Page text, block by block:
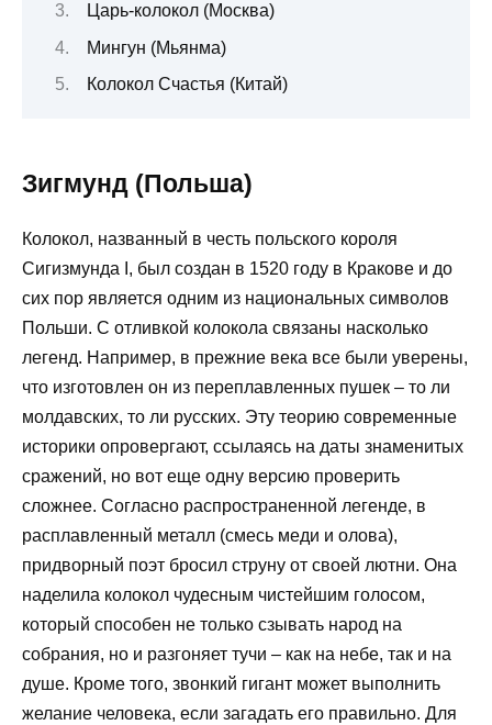
Царь-колокол (Москва)
Мингун (Мьянма)
Колокол Счастья (Китай)
Зигмунд (Польша)
Колокол, названный в честь польского короля
Сигизмунда I, был создан в 1520 году в Кракове и до
сих пор является одним из национальных символов
Польши. С отливкой колокола связаны насколько
легенд. Например, в прежние века все были уверены,
что изготовлен он из переплавленных пушек – то ли
молдавских, то ли русских. Эту теорию современные
историки опровергают, ссылаясь на даты знаменитых
сражений, но вот еще одну версию проверить
сложнее. Согласно распространенной легенде, в
расплавленный металл (смесь меди и олова),
придворный поэт бросил струну от своей лютни. Она
наделила колокол чудесным чистейшим голосом,
который способен не только сзывать народ на
собрания, но и разгоняет тучи – как на небе, так и на
душе. Кроме того, звонкий гигант может выполнить
желание человека, если загадать его правильно. Для